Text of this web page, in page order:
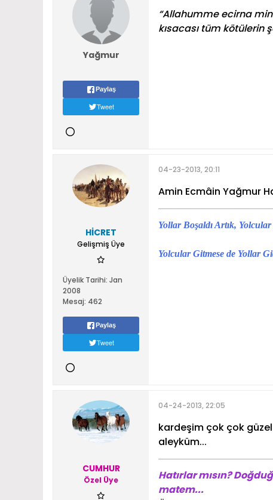
Yağmur
Paylaş
Tweet
“Allahumme ecirna
kısacası tüm kötülerin
HİCRET
Gelişmiş Üye
Üyelik Tarihi: Jan
2008
Mesaj: 462
Paylaş
Tweet
04-23-2013, 20:11
Amin Ecmâin Yağmur
Yollar Boşaldı Artık,
Yolcular Gitmese de Yollar
CUMHUR
Özel Üye
04-24-2013, 22:05
kardeşim çok çok güzel
aleyküm...
Hatırlar mısın?
matem...